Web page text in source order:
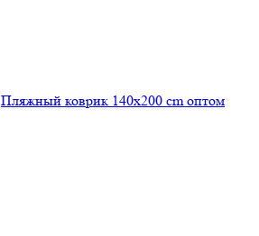
Пляжный коврик 140х200 cm оптом